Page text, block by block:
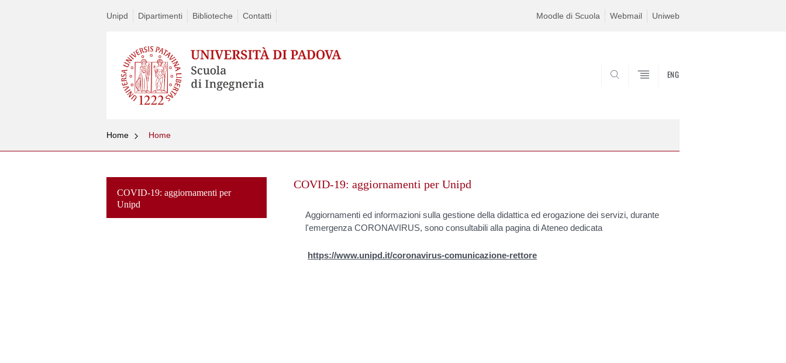
Unipd Dipartimenti Biblioteche Contatti Moodle di Scuola Webmail Uniweb
ENG
Home Home
COVID-19: aggiornamenti per
Unipd
to
COVID-19: aggiornamenti per Unipd
Aggiornamenti ed informazioni sulla gestione della didattica ed erogazione dei servizi, durante
l'emergenza CORONAVIRUS, sono consultabili alla pagina di Ateneo dedicata
https://www.unipd.it/coronavirus-comunicazione-rettore